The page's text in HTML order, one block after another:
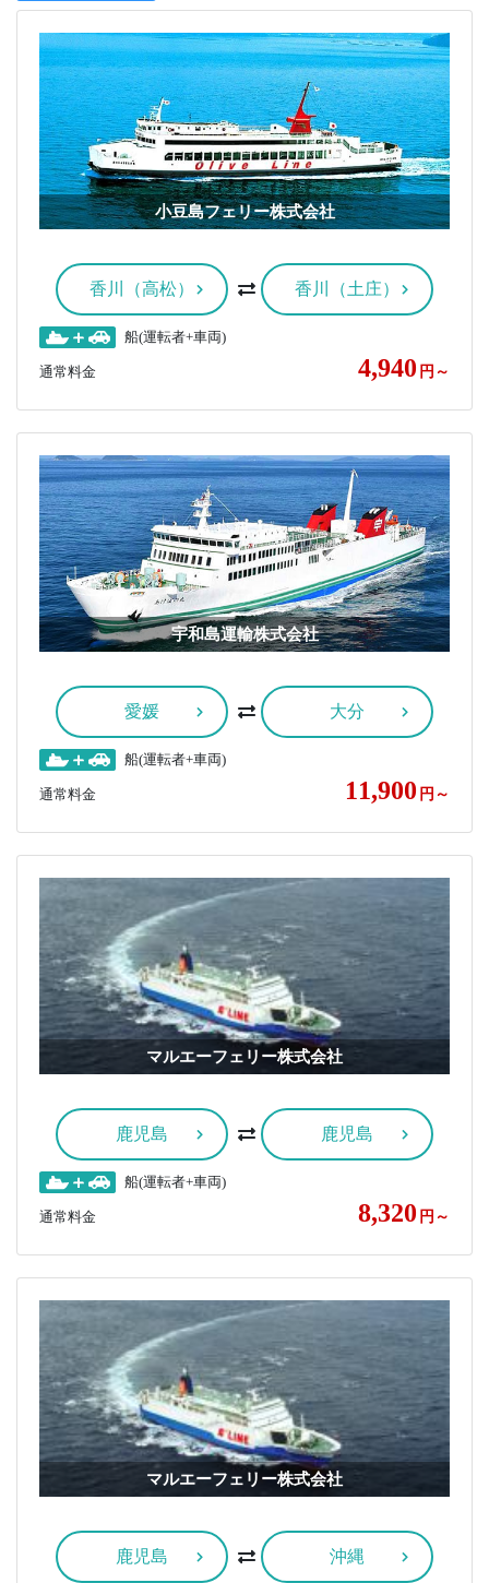
小豆島フェリー株式会社
香川（高松） 香川（土庄）
船(運転者+車両)
通常料金 4,940 円～
宇和島運輸株式会社
愛媛 大分
船(運転者+車両)
通常料金 11,900 円～
マルエーフェリー株式会社
鹿児島 鹿児島
船(運転者+車両)
通常料金 8,320 円～
マルエーフェリー株式会社
鹿児島 沖縄